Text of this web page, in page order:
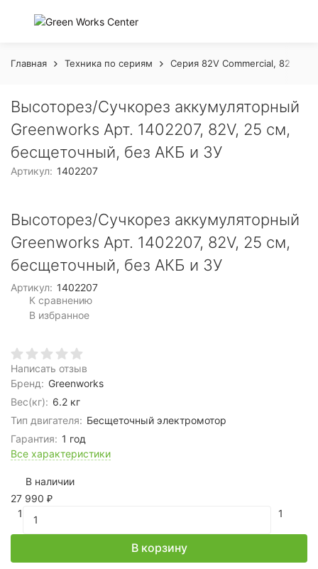
Главная Техника по сериям Серия 82V Commercial, 82
Высоторез/Сучкорез аккумуляторный
Greenworks Арт. 1402207, 82V, 25 см,
бесщеточный, без АКБ и ЗУ
Артикул: 1402207
Высоторез/Сучкорез аккумуляторный
Greenworks Арт. 1402207, 82V, 25 см,
бесщеточный, без АКБ и ЗУ
Артикул: 1402207
К сравнению
В избранное
Написать отзыв
Бренд: Greenworks
Вес(кг): 6.2 кг
Тип двигателя: Бесщеточный электромотор
Гарантия: 1 год
Все характеристики
В наличии
27 990 ₽
1 1
В корзину